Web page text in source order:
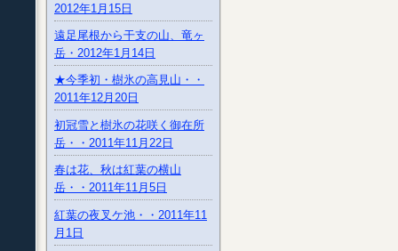
2012年1月15日
遠足尾根から干支の山、竜ヶ
岳・2012年1月14日
★今季初・樹氷の高見山・・
2011年12月20日
初冠雪と樹氷の花咲く御在所
岳・・2011年11月22日
春は花、秋は紅葉の横山
岳・・2011年11月5日
紅葉の夜叉ケ池・・2011年11
月1日